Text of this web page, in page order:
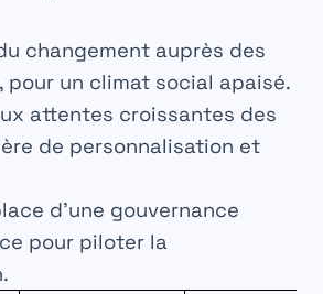
changement auprès des
pour un climat social apaisé.
attentes croissantes des
de personnalisation et
d’une gouvernance
pour piloter la